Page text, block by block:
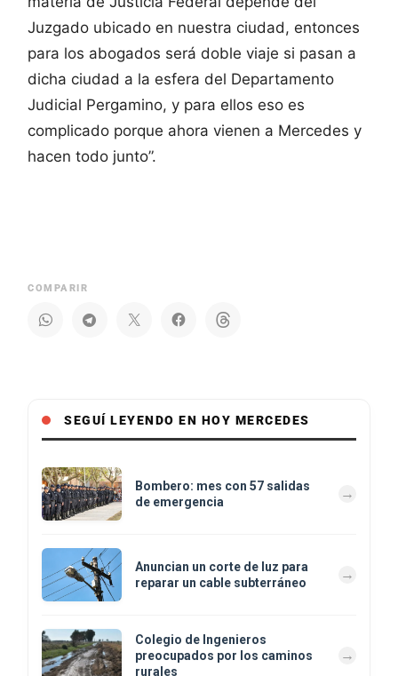
Juzgado ubicado en nuestra ciudad, entonces
para los abogados será doble viaje si pasan a
dicha ciudad a la esfera del Departamento
Judicial Pergamino, y para ellos eso es
complicado porque ahora vienen a Mercedes y
hacen todo junto”.
COMPARIR
SEGUÍ LEYENDO EN HOY MERCEDES
Bombero: mes con 57 salidas
de emergencia
Anuncian un corte de luz para
reparar un cable subterráneo
Colegio de Ingenieros
preocupados por los caminos
rurales